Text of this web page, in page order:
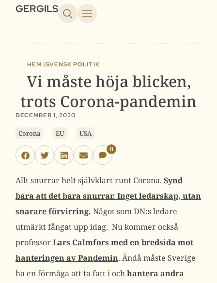
GERGILS
HEM |SVENSK POLITIK
Vi måste höja blicken,
trots Corona-pandemin
DECEMBER 1, 2020
Corona EU USA
0
Allt snurrar helt självklart runt Corona. Synd
bara att det bara snurrar. Inget ledarskap, utan
snarare förvirring. Något som DN:s ledare
utmärkt fångat upp idag. Nu kommer också
professorLars Calmfors med en bredsida mot
hanteringen av Pandemin. Ändå måste Sverige
ha en förmåga att ta fatt i ochhantera andra